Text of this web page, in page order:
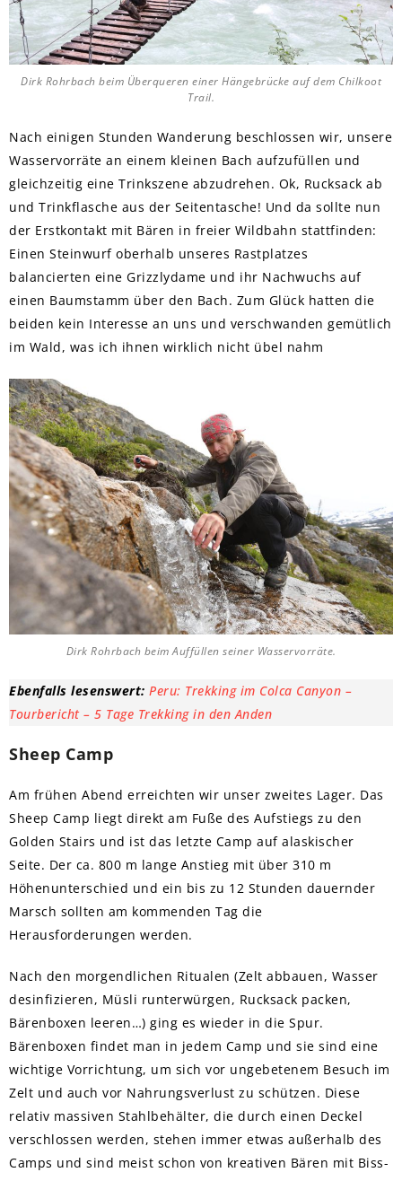
Dirk Rohrbach beim Überqueren einer Hängebrücke auf dem Chilkoot
Trail.
Nach einigen Stunden Wanderung beschlossen wir, unsere
Wasservorräte an einem kleinen Bach aufzufüllen und
gleichzeitig eine Trinkszene abzudrehen. Ok, Rucksack ab
und Trinkflasche aus der Seitentasche! Und da sollte nun
der Erstkontakt mit Bären in freier Wildbahn stattfinden:
Einen Steinwurf oberhalb unseres Rastplatzes
balancierten eine Grizzlydame und ihr Nachwuchs auf
einen Baumstamm über den Bach. Zum Glück hatten die
beiden kein Interesse an uns und verschwanden gemütlich
im Wald, was ich ihnen wirklich nicht übel nahm
Dirk Rohrbach beim Auffüllen seiner Wasservorräte.
Ebenfalls lesenswert: Peru: Trekking im Colca Canyon –
Tourbericht – 5 Tage Trekking in den Anden
Sheep Camp
Am frühen Abend erreichten wir unser zweites Lager. Das
Sheep Camp liegt direkt am Fuße des Aufstiegs zu den
Golden Stairs und ist das letzte Camp auf alaskischer
Seite. Der ca. 800 m lange Anstieg mit über 310 m
Höhenunterschied und ein bis zu 12 Stunden dauernder
Marsch sollten am kommenden Tag die
Herausforderungen werden.
Nach den morgendlichen Ritualen (Zelt abbauen, Wasser
desinfizieren, Müsli runterwürgen, Rucksack packen,
Bärenboxen leeren…) ging es wieder in die Spur.
Bärenboxen findet man in jedem Camp und sie sind eine
wichtige Vorrichtung, um sich vor ungebetenem Besuch im
Zelt und auch vor Nahrungsverlust zu schützen. Diese
relativ massiven Stahlbehälter, die durch einen Deckel
verschlossen werden, stehen immer etwas außerhalb des
Camps und sind meist schon von kreativen Bären mit Biss-